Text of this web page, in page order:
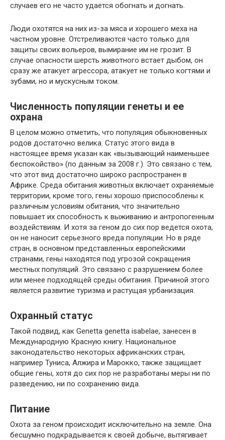
случаев его не часто удается обогнать и догнать.
Люди охотятся на них из-за мяса и хорошего меха на
частном уровне. Отстреливаются часто только для
защиты своих вольеров, вымирание им не грозит. В
случае опасности шерсть животного встает дыбом, он
сразу же атакует агрессора, атакует не только когтями и
зубами, но и мускусным током.
Численность популяции генеты и ее
охрана
В целом можно отметить, что популяция обыкновенных
родов достаточно велика. Статус этого вида в
настоящее время указан как «вызывающий наименьшее
беспокойство» (по данным за 2008 г.). Это связано с тем,
что этот вид достаточно широко распространен в
Африке. Среда обитания животных включает охраняемые
территории, кроме того, гены хорошо приспособлены к
различным условиям обитания, что значительно
повышает их способность к выживанию и антропогенным
воздействиям. И хотя за геном до сих пор ведется охота,
он не наносит серьезного вреда популяции. Но в ряде
стран, в основном представленных европейскими
странами, гены находятся под угрозой сокращения
местных популяций. Это связано с разрушением более
или менее подходящей среды обитания. Причиной этого
является развитие туризма и растущая урбанизация.
Охранный статус
Такой подвид, как Genetta genetta isabelae, занесен в
Международную Красную книгу. Национальное
законодательство некоторых африканских стран,
например Туниса, Алжира и Марокко, также защищает
общие гены, хотя до сих пор не разработаны меры ни по
разведению, ни по сохранению вида.
Питание
Охота за геном происходит исключительно на земле. Она
бесшумно подкрадывается к своей добыче, вытягивает